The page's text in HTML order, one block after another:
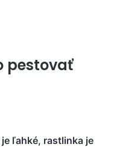
pestovať
ľahké, rastlinka je